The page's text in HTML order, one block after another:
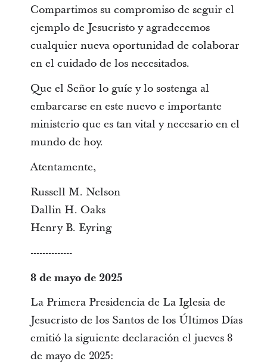
Compartimos su compromiso de seguir el
ejemplo de Jesucristo y agradecemos
cualquier nueva oportunidad de colaborar
en el cuidado de los necesitados.
Que el Señor lo guíe y lo sostenga al
embarcarse en este nuevo e importante
ministerio que es tan vital y necesario en el
mundo de hoy.
Atentamente,
Russell M. Nelson
Dallin H. Oaks
Henry B. Eyring
--------------
8 de mayo de 2025
La Primera Presidencia de La Iglesia de
Jesucristo de los Santos de los Últimos Días
emitió la siguiente declaración el jueves 8
de mayo de 2025: